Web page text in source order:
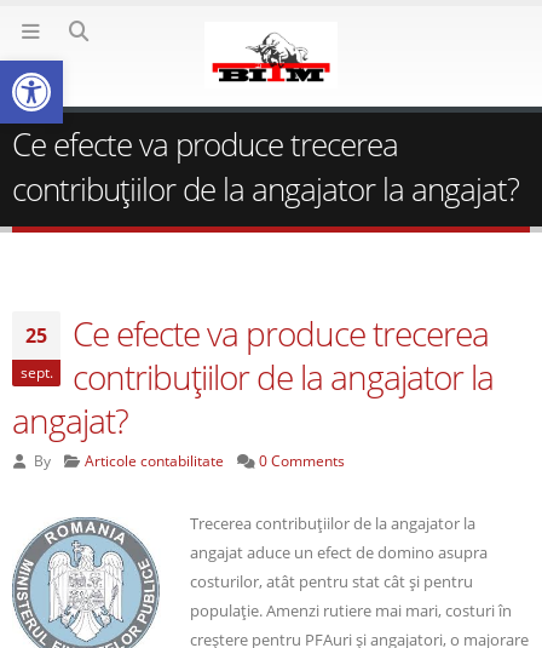
Ce efecte va produce trecerea
contribuţiilor de la angajator la angajat?
25
sept.
Ce efecte va produce trecerea
contribuţiilor de la angajator la
angajat?
By Articole contabilitate 0 Comments
Trecerea contribuţiilor de la angajator la
angajat aduce un efect de domino asupra
costurilor, atât pentru stat cât şi pentru
populaţie. Amenzi rutiere mai mari, costuri în
creştere pentru PFAuri şi angajatori, o majorare
Deschide bara de unelte